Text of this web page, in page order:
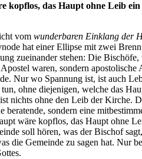
kopflos, das Haupt ohne Leib ein
vom wunderbaren Einklang der
hat einer Ellipse mit zwei
zueinander stehen: Die Bischöfe,
waren, sondern apostolische
Nur wo Spannung ist, ist auch
ohne diejenigen, welche das
nichts ohne den Leib der Kirche.
beratende, sondern eine
wäre kopflos, das Haupt ohne
soll hören, was der Bischof
die Gemeinde zu sagen hat. Nur